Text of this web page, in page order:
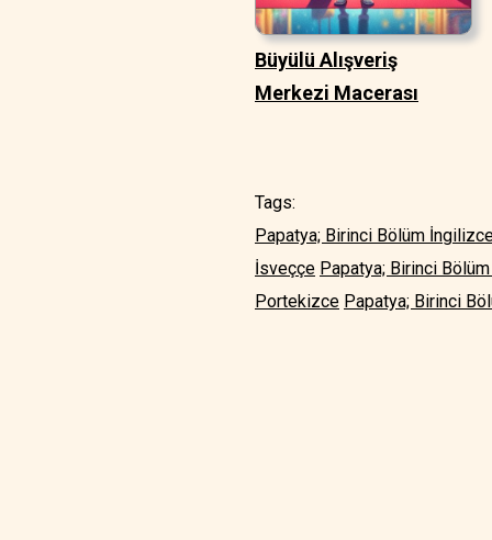
Büyülü Alışveriş
Merkezi Macerası
Tags:
Papatya; Birinci Bölüm
İsveççe Papatya; Birinci
Portekizce Papatya; Birinci